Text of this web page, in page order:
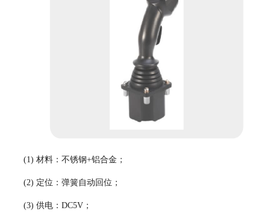
(1)材料：不锈钢+铝合金；
(2) 定位：弹簧自动回位；
(3)供电：DC5V；